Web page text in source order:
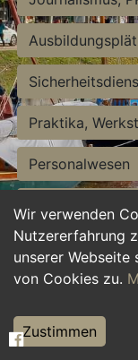
Wir verwenden
Nutzererfahrung
unserer Webseite
von Cookies zu.
Zustimmen
Praktika,
Personalwesen
Hilfskräfte,
Einkauf,
Weiterbildung,
Tourismus